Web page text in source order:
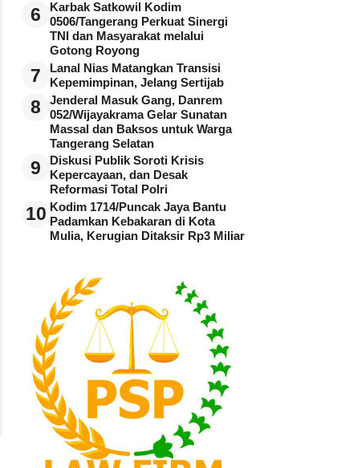
6
Karbak Satkowil Kodim
0506/Tangerang Perkuat Sinergi
TNI dan Masyarakat melalui
Gotong Royong
7
Lanal Nias Matangkan Transisi
Kepemimpinan, Jelang Sertijab
8
Jenderal Masuk Gang, Danrem
052/Wijayakrama Gelar Sunatan
Massal dan Baksos untuk Warga
Tangerang Selatan
9
Diskusi Publik Soroti Krisis
Kepercayaan, dan Desak
Reformasi Total Polri
10 Kodim 1714/Puncak Jaya Bantu
Padamkan Kebakaran di Kota
Mulia, Kerugian Ditaksir Rp3 Miliar